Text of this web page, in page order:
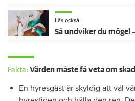
Läs också
Fakta: Värden måste få veta om
En hyresgäst är skyldig att väl